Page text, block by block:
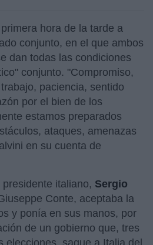
hora de la tarde a
conjunto, en el que ambos
dan todas las condiciones
conjunto. "Compromiso,
paciencia, sentido
por el bien de los
estamos preparados
ataques, amenazas
en su cuenta de
italiano, Sergio
Conte, aceptaba la
y ponía en sus manos, por
de un gobierno que, tres
elecciones, saque a Italia del